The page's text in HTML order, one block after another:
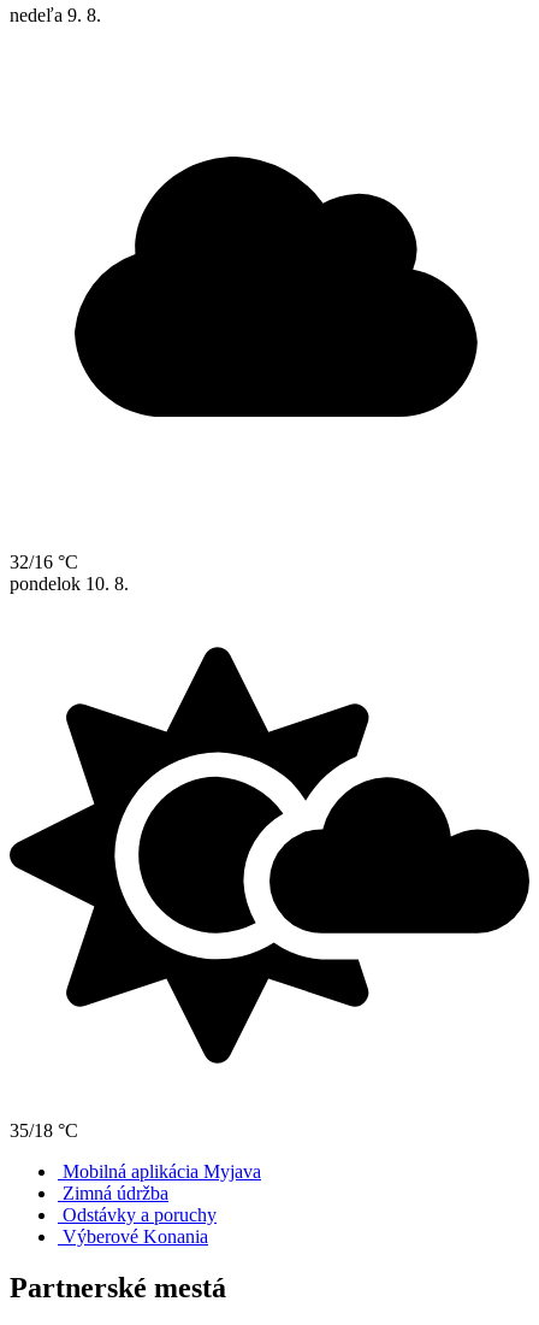
nedeľa 9. 8.
32/16 °C
pondelok 10. 8.
35/18 °C
Mobilná aplikácia Myjava
Zimná údržba
Odstávky a poruchy
Výberové Konania
Partnerské mestá